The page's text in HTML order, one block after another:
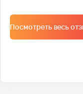
масштабном
компанией.
была осуществлена
Посмотреть весь